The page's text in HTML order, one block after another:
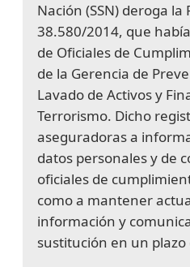
Nación (SSN) deroga la
38.580/2014, que
de Oficiales de
de la Gerencia de
Lavado de Activos y
Terrorismo. Dicho
aseguradoras a
datos personales y de
oficiales de
como a mantener
información y
sustitución en un plazo